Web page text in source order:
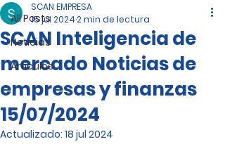
All Posts
Noticias
Artículos
SCAN Inteligencia de
mercado Noticias de
empresas y finanzas
15/07/2024
SCAN EMPRESA
15 jul 20242 min de lectura
Actualizado: 18 jul 2024